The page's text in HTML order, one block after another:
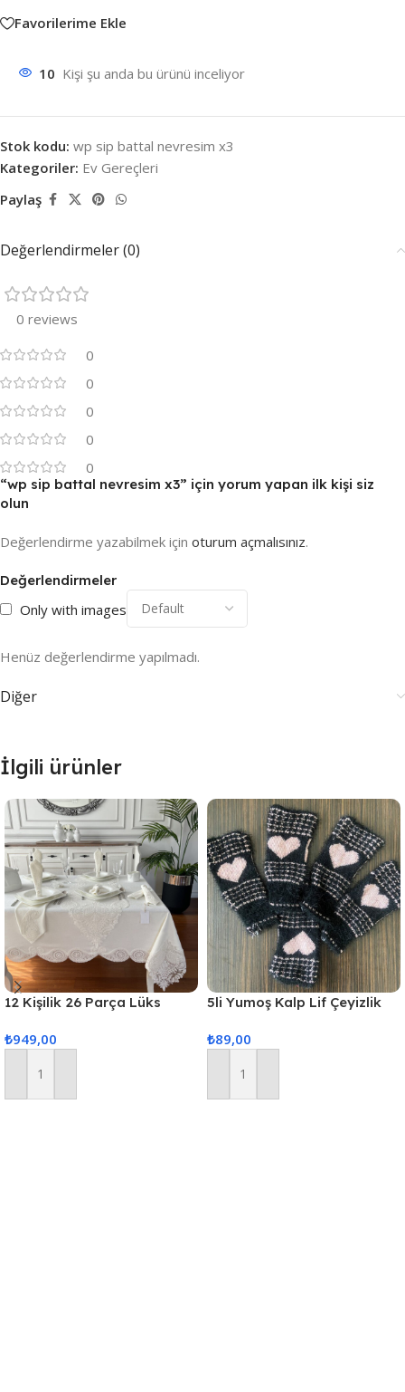
Favorilerime Ekle
10 Kişi şu anda bu ürünü inceliyor
Stok kodu: wp sip battal nevresim x3
Kategoriler: Ev Gereçleri
Paylaş
Değerlendirmeler (0)
0 reviews
0
0
0
0
0
Değerlendirmeler
Only with images
Henüz değerlendirme yapılmadı.
“wp sip battal nevresim x3” için yorum yapan ilk kişi siz
olun
Değerlendirme yazabilmek için oturum açmalısınız.
Diğer
İlgili ürünler
12 Kişilik 26 Parça Lüks
Masa Örtüsü Seti
₺949,00
Sepete Ekle
5li Yumoş Kalp Lif Çeyizlik
₺89,00
Sepete Ekle